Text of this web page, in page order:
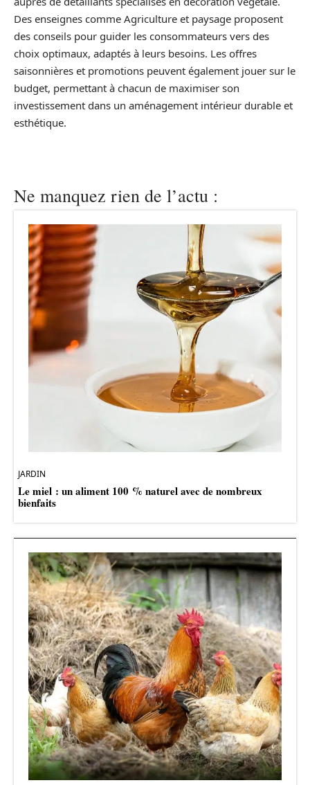
Des enseignes comme Agriculture et paysage proposent
des conseils pour guider les consommateurs vers des
choix optimaux, adaptés à leurs besoins. Les offres
saisonnières et promotions peuvent également jouer sur le
budget, permettant à chacun de maximiser son
investissement dans un aménagement intérieur durable et
esthétique.
Ne manquez rien de l’actu :
JARDIN
Le miel : un aliment 100 % naturel avec de nombreux
bienfaits